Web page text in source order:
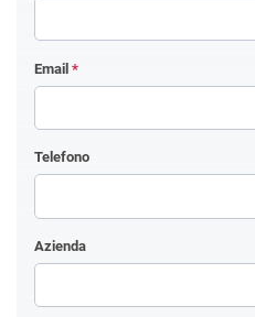
Email *
Telefono
Azienda